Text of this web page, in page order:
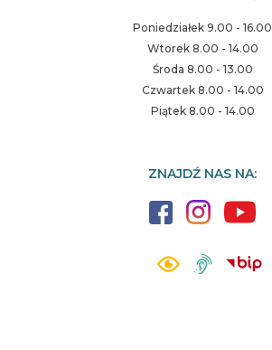
Poniedziałek 9.00 - 16.00
Wtorek 8.00 - 14.00
Środa 8.00 - 13.00
Czwartek 8.00 - 14.00
Piątek 8.00 - 14.00
ZNAJDŹ NAS NA: